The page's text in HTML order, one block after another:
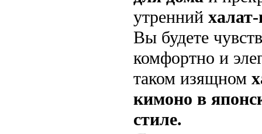
утренний
Вы будете
комфортно и
таком изящном
кимоно в
стиле.